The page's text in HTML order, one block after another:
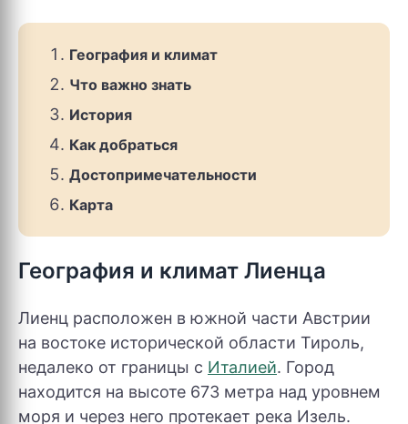
География и климат
Что важно знать
История
Как добраться
Достопримечательности
Карта
География и климат Лиенца
Лиенц расположен в южной части Австрии
на востоке исторической области Тироль,
недалеко от границы с Италией. Город
находится на высоте 673 метра над уровнем
моря и через него протекает река Изель.